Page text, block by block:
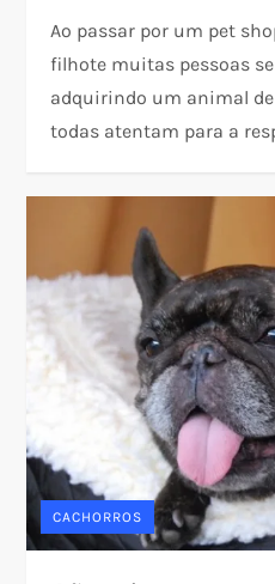
Ao passar por um pet
filhote muitas pessoas
adquirindo um animal
todas atentam para a
CACHORROS